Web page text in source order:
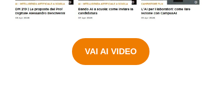
VAI AI VIDEO